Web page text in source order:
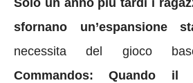
sfornano un’espansione
necessita del gioco
Commandos: Quando il